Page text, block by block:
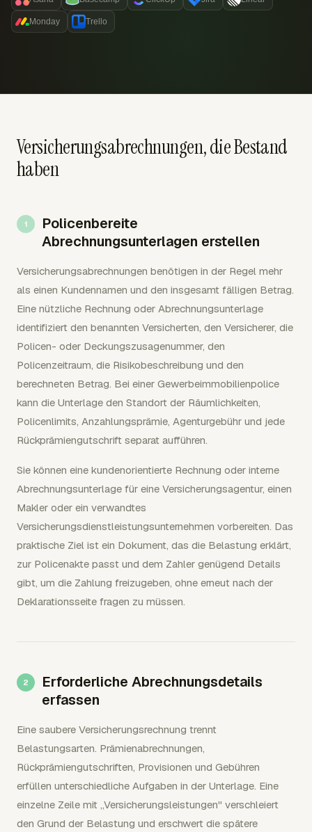
Monday Trello
Versicherungsabrechnungen, die Bestand
haben
Policenbereite
Abrechnungsunterlagen erstellen
Versicherungsabrechnungen benötigen in der Regel mehr
als einen Kundennamen und den insgesamt fälligen Betrag.
Eine nützliche Rechnung oder Abrechnungsunterlage
identifiziert den benannten Versicherten, den Versicherer, die
Policen- oder Deckungszusagenummer, den
Policenzeitraum, die Risikobeschreibung und den
berechneten Betrag. Bei einer Gewerbeimmobilienpolice
kann die Unterlage den Standort der Räumlichkeiten,
Policenlimits, Anzahlungsprämie, Agenturgebühr und jede
Rückprämiengutschrift separat aufführen.
Sie können eine kundenorientierte Rechnung oder interne
Abrechnungsunterlage für eine Versicherungsagentur, einen
Makler oder ein verwandtes
Versicherungsdienstleistungsunternehmen vorbereiten. Das
praktische Ziel ist ein Dokument, das die Belastung erklärt,
zur Policenakte passt und dem Zahler genügend Details
gibt, um die Zahlung freizugeben, ohne erneut nach der
Deklarationsseite fragen zu müssen.
Erforderliche Abrechnungsdetails
erfassen
Eine saubere Versicherungsrechnung trennt
Belastungsarten. Prämienabrechnungen,
Rückprämiengutschriften, Provisionen und Gebühren
erfüllen unterschiedliche Aufgaben in der Unterlage. Eine
einzelne Zeile mit „Versicherungsleistungen" verschleiert
den Grund der Belastung und erschwert die spätere